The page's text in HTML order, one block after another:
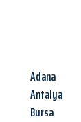
Adana
Antalya
Bursa